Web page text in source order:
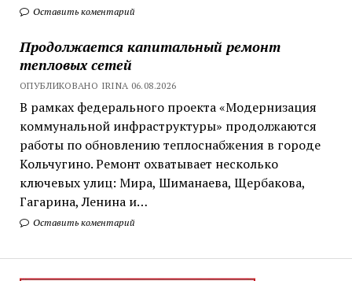
Оставить коментарий
Продолжается капитальный ремонт
тепловых сетей
ОПУБЛИКОВАНО IRINA 06.08.2026
В рамках федерального проекта «Модернизация
коммунальной инфраструктуры» продолжаются
работы по обновлению теплоснабжения в городе
Кольчугино. Ремонт охватывает несколько
ключевых улиц: Мира, Шиманаева, Щербакова,
Гагарина, Ленина и…
Оставить коментарий